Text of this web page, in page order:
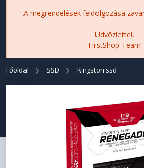
A megrendelések feldolgozása
Üdvözlettel,
FirstShop Team
Főoldal SSD Kingston ssd